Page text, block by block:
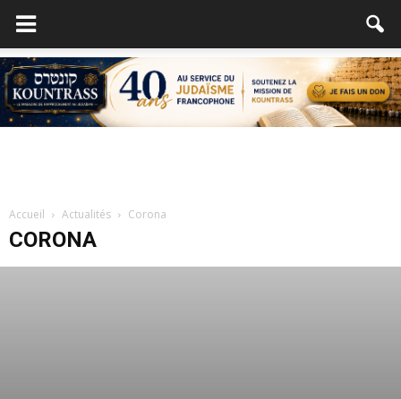
Accueil Actualités Corona
CORONA